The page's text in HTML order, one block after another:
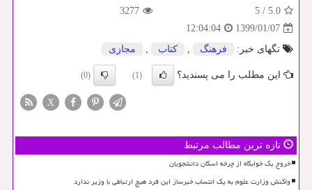
5.0
/
5
3277
1399/01/07
12:04:04
تگهای خبر:
فرهنگ , كتاب , مجازی
این مطلب را می پسندید؟ (1)
(0)
X
تازه ترین مطالب مرتبط
خروج یک خوابگاه از چرخه اسکان دانشجویان
واکنش وزارت علوم به یک انتساب خبرساز این فرد هیچ ارتباطی با وزیر ندارد